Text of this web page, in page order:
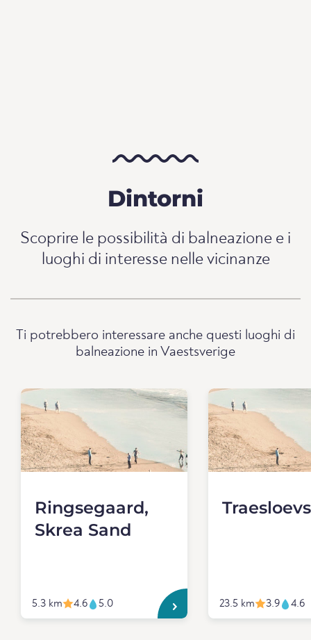
Dintorni
Scoprire le possibilità di balneazione e i
luoghi di interesse nelle vicinanze
Ti potrebbero interessare anche questi luoghi di
balneazione in Vaestsverige
Ringsegaard,
Skrea Sand
5.3 km 4.6 5.0 23.5 km 3.9 4.6